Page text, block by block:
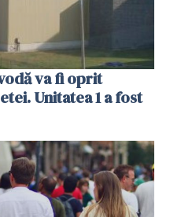
va fi oprit
Unitatea 1 a fost